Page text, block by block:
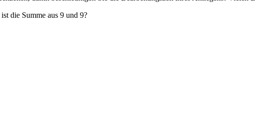
ist die Summe aus 9 und 9?